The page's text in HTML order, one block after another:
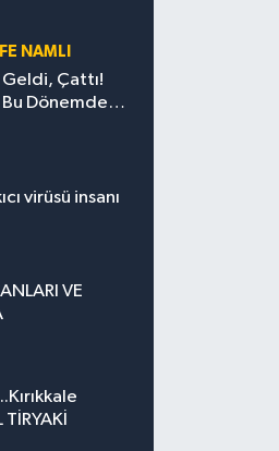
NAMLI
Çattı!
Dönemde
virüsü insanı
VE
TİRYAKİ